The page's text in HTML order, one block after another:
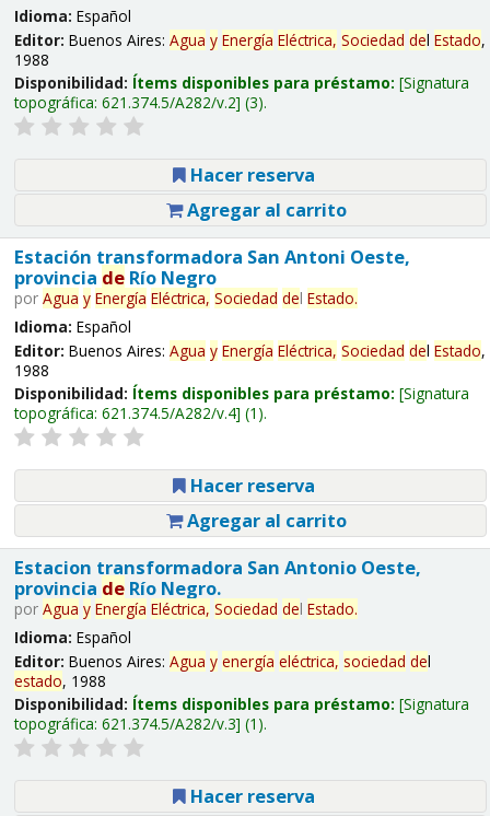
Idioma: Español
Editor: Buenos Aires: Agua y Energía Eléctrica, Sociedad del Estado,
1988
Disponibilidad: Ítems disponibles para préstamo: Signatura
topográfica: 621.374.5/A282/v.2 (3).
Hacer reserva
Agregar al carrito
Estación transformadora San Antoni Oeste,
provincia deRío Negro
por Agua y Energía Eléctrica, Sociedad del Estado.
Idioma: Español
Editor: Buenos Aires: Agua y Energía Eléctrica, Sociedad del Estado,
1988
Disponibilidad: Ítems disponibles para préstamo: Signatura
topográfica: 621.374.5/A282/v.4 (1).
Hacer reserva
Agregar al carrito
Estacion transformadora San Antonio Oeste,
provincia deRío Negro.
por Agua y Energía Eléctrica, Sociedad del Estado.
Idioma: Español
Editor: Buenos Aires: Agua y energía eléctrica, sociedad del
estado, 1988
Disponibilidad: Ítems disponibles para préstamo: Signatura
topográfica: 621.374.5/A282/v.3 (1).
Hacer reserva